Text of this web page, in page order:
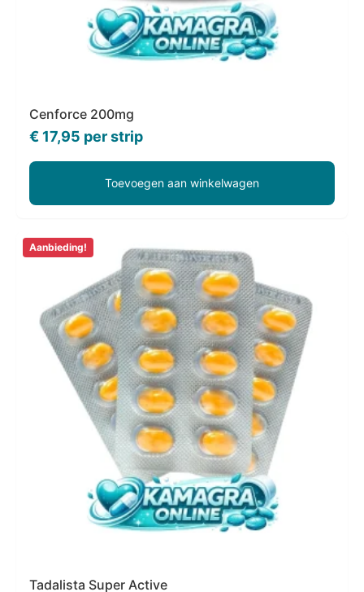
Cenforce 200mg
€ 17,95 per strip
Toevoegen aan winkelwagen
Aanbieding!
Tadalista Super Active